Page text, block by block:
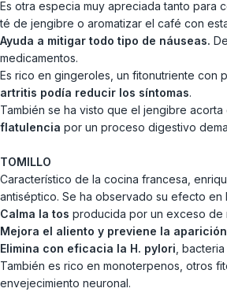
Es otra especia muy apreciada tanto para
té de jengibre o aromatizar el café con
Ayuda a mitigar todo tipo de náuseas.
medicamentos.
Es rico en gingeroles, un fitonutriente con
artritis podía reducir los síntomas.
También se ha visto que el jengibre
flatulencia por un proceso digestivo
TOMILLO
Característico de la cocina francesa,
antiséptico. Se ha observado su efecto
Calma la tos producida por un exceso de
Mejora el aliento y previene la
Elimina con eficacia la H. pylori ,
También es rico en monoterpenos, otros
envejecimiento neuronal.